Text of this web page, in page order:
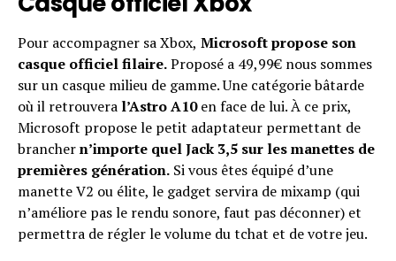
Pour accompagner sa Xbox, Microsoft propose son
casque officiel filaire.Proposé a 49,99€ nous sommes
sur un casque milieu de gamme. Une catégorie bâtarde
où il retrouvera l’Astro A10en face de lui. À ce prix,
Microsoft propose le petit adaptateur permettant de
branchern’importe quel Jack 3,5 sur les manettes de
premières génération. Si vous êtes équipé d’une
manette V2 ou élite, le gadget servira de mixamp (qui
n’améliore pas le rendu sonore, faut pas déconner) et
permettra de régler le volume du tchat et de votre jeu.